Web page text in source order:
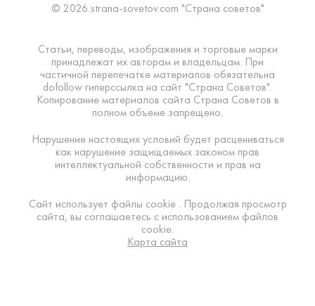
© 2026 strana-sovetov.com "Страна советов"
Статьи, переводы, изображения и торговые марки
принадлежат их авторам и владельцам. При
частичной перепечатке материалов обязательна
dofollow гиперссылка на сайт "Страна Советов".
Копирование материалов сайта Страна Советов в
полном объеме запрещено.
Нарушение настоящих условий будет расцениваться
как нарушение защищаемых законом прав
интеллектуальной собственности и прав на
информацию.
Сайт использует файлы cookie . Продолжая просмотр
сайта, вы соглашаетесь с использованием файлов
cookie.
Карта сайта